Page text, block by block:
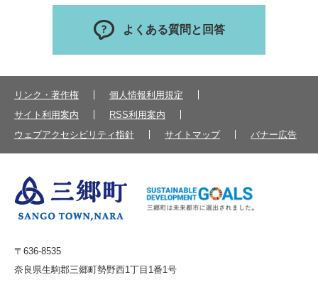
よくある質問と回答
リンク・著作権
個人情報利用規定
サイト利用案内
RSS利用案内
ウェブアクセシビリティ指針
サイトマップ バナー広告
〒636-8535
奈良県生駒郡三郷町勢野西1丁目1番1号